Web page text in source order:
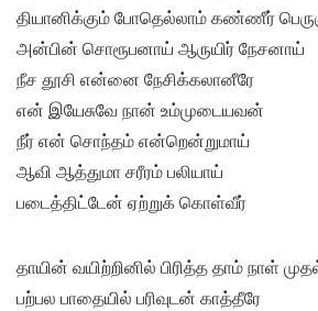
தியானிக்கும் போதெல்லாம் கண்ணீர்
அன்பின் சொரூபனாய் ஆருயிர் நேசனாய்
நீச தூசி என்னை நேசிக்கலானீரே
என் இயேசுவே நான் உம்முடையவன்
நீர் என் சொந்தம் என்றென்றுமாய்
ஆவி ஆத்துமா சரீரம் பலியாய்
படைத்திட்டேன் ஏற்றுக் கொள்வீர்
தாயின் வயிற்றினில் பிரித்த தாம் நாள்
பற்பல பாதையில் பரிவுடன் காத்தீரே